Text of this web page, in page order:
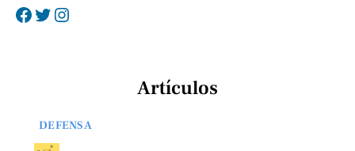
Facebook Twitter Instagram
Artículos
DEFENSA